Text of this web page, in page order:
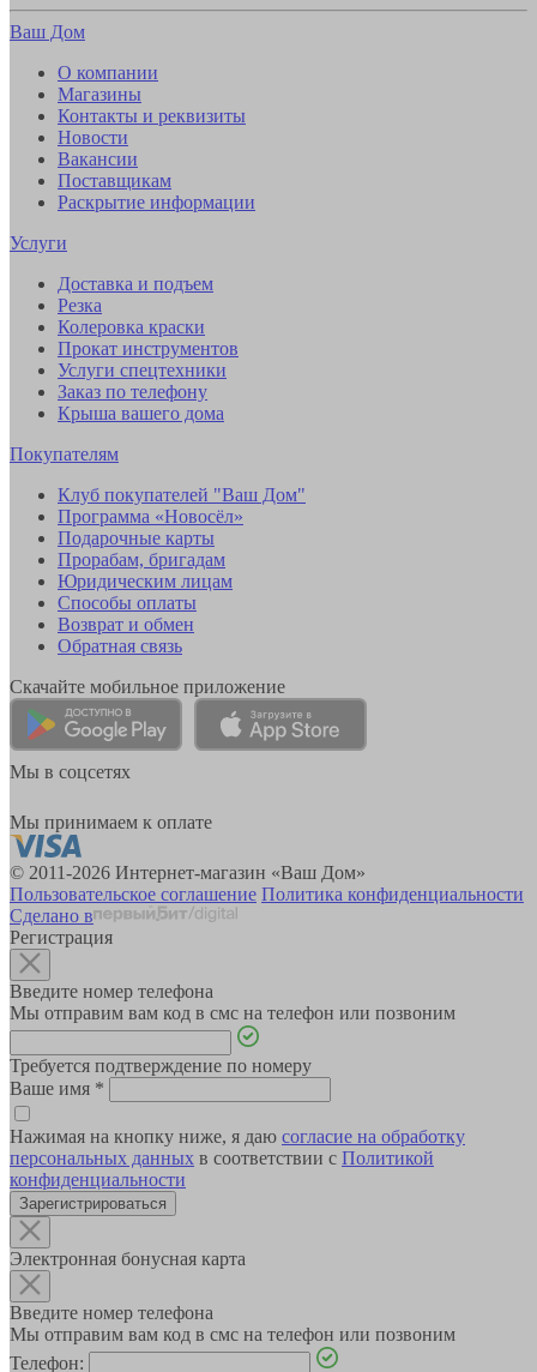
Ваш Дом
О компании
Магазины
Контакты и реквизиты
Новости
Вакансии
Поставщикам
Раскрытие информации
Услуги
Доставка и подъем
Резка
Колеровка краски
Прокат инструментов
Услуги спецтехники
Заказ по телефону
Крыша вашего дома
Покупателям
Клуб покупателей "Ваш Дом"
Программа «Новосёл»
Подарочные карты
Прорабам, бригадам
Юридическим лицам
Способы оплаты
Возврат и обмен
Обратная связь
Скачайте мобильное приложение
Мы в соцсетях
Мы принимаем к оплате
© 2011-2026 Интернет-магазин «Ваш Дом»
Пользовательское соглашение Политика конфиденциальности
Сделано в
Регистрация
Введите номер телефона
Мы отправим вам код в смс на телефон или позвоним
Требуется подтверждение по номеру
Ваше имя *
Нажимая на кнопку ниже, я даю согласие на обработку
персональных данных в соответствии с Политикой
конфиденциальности
Зарегистрироваться
Электронная бонусная карта
Введите номер телефона
Мы отправим вам код в смс на телефон или позвоним
Телефон: